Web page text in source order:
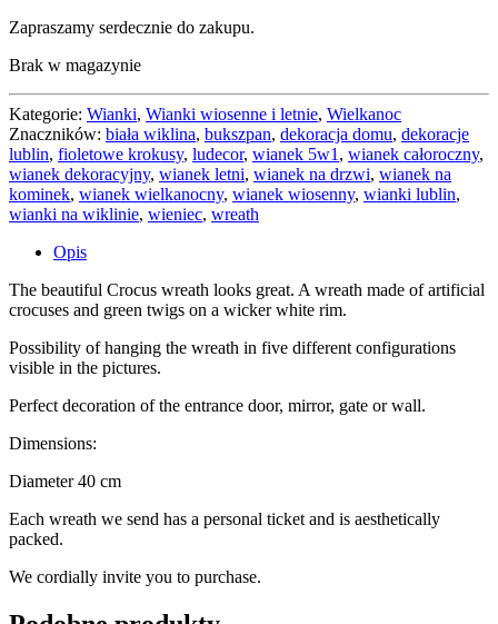
Zapraszamy serdecznie do zakupu.
Brak w magazynie
Kategorie: Wianki, Wianki wiosenne i letnie, Wielkanoc
Znaczników: biała wiklina, bukszpan, dekoracja domu, dekoracje
lublin, fioletowe krokusy, ludecor, wianek 5w1 , wianek całoroczny,
wianek dekoracyjny, wianek letni, wianek na drzwi, wianek na
kominek, wianek wielkanocny, wianek wiosenny, wianki lublin,
wianki na wiklinie, wieniec, wreath
Opis
The beautiful Crocus wreath looks great. A wreath made of artificial
crocuses and green twigs on a wicker white rim.
Possibility of hanging the wreath in five different configurations
visible in the pictures.
Perfect decoration of the entrance door, mirror, gate or wall.
Dimensions:
Diameter 40 cm
Each wreath we send has a personal ticket and is aesthetically
packed.
We cordially invite you to purchase.